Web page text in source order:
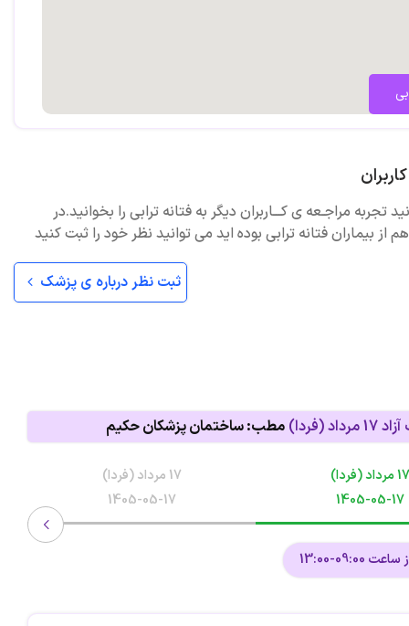
تجربه مراجـعه ی کـــاربران دیگر به فتانه ترابی را بخوانید.در
بیماران فتانه ترابی بوده اید می توانید نظر خود را ثبت کنید
ثبت نظر درباره ی پزشک
17 مرداد (فردا) مطب: ساختمان پزشکان حکیم
17 مرداد (فردا)
1405-05-17
09:00-13:00
17 مرداد (فردا)
1405-05-17